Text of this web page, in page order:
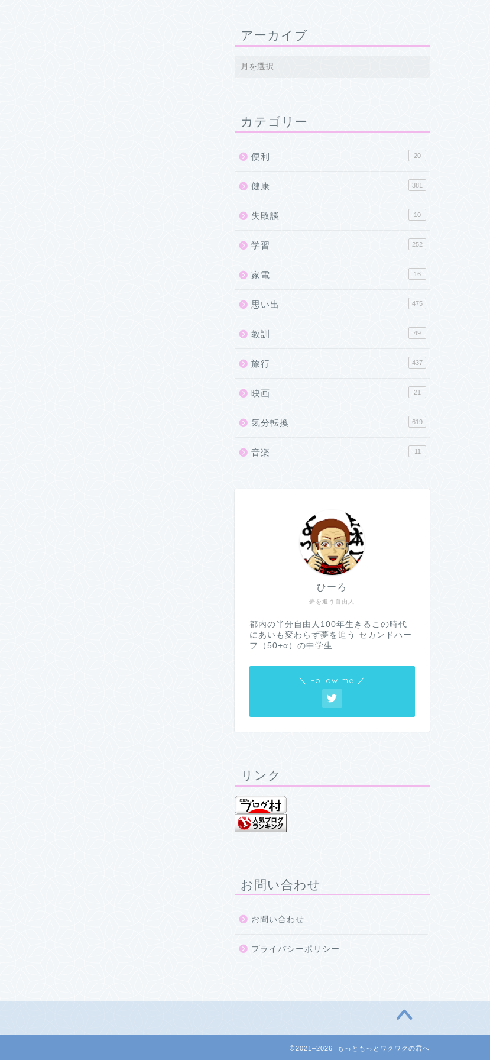
アーカイブ
カテゴリー
便利 20
健康 381
失敗談 10
学習 252
家電 16
思い出 475
教訓 49
旅行 437
映画 21
気分転換 619
音楽 11
夢を追う自由人
ひーろ
都内の半分自由人100年生きるこの時代
にあいも変わらず夢を追う セカンドハー
フ（50+α）の中学生
＼ Follow me ／
リンク
お問い合わせ
お問い合わせ
プライバシーポリシー
2021–2026 もっともっとワクワクの君へ